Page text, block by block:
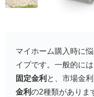
マイホーム購入時に
イプです。一般的に
固定金利 と、市場金
金利の2種類がありま